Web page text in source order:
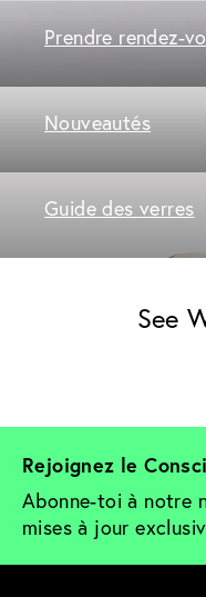
Prendre rendez-
Nouveautés
Guide des verres
See
Rejoignez le
Abonne-toi à notre
mises à jour